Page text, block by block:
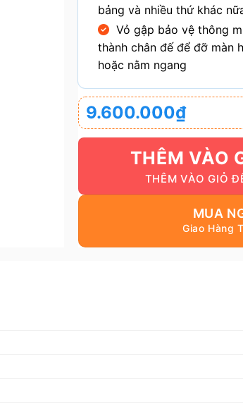
bảng và nhiều thứ khác
Vỏ gập bảo vệ thông
thành chân đế để đỡ màn
hoặc nằm ngang
9.600.000₫
THÊM VÀO
MUA